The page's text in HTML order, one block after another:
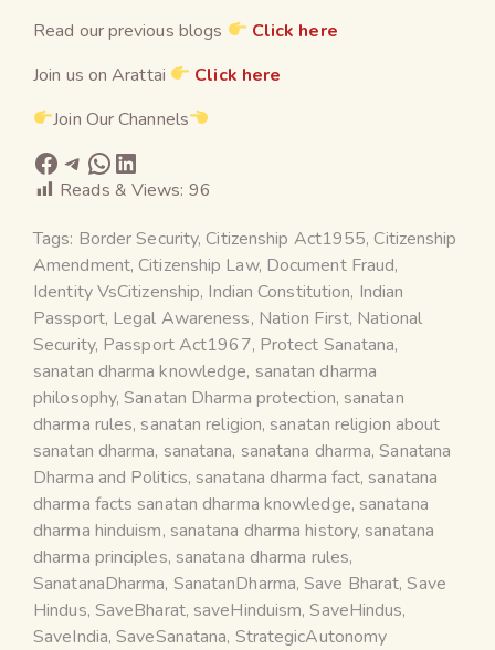
Read our previous blogs
Click here
Join us on Arattai
Click here
Join Our Channels
Reads & Views: 96
Tags: Border Security,Citizenship Act1955,Citizenship
Amendment,Citizenship Law, Document Fraud,
Identity VsCitizenship, Indian Constitution, Indian
Passport, Legal Awareness, Nation First, National
Security, Passport Act1967, Protect Sanatana,
sanatan dharma knowledge, sanatan dharma
philosophy,Sanatan Dharma protection, sanatan
dharma rules, sanatan religion, sanatan religion about
sanatan dharma, sanatana, sanatana dharma,Sanatana
Dharma and Politics, sanatana dharma fact, sanatana
dharma facts sanatan dharma knowledge, sanatana
dharma hinduism, sanatana dharma history, sanatana
dharma principles, sanatana dharma rules,
SanatanaDharma, SanatanDharma,Save Bharat,Save
Hindus, SaveBharat, saveHinduism,SaveHindus,
SaveIndia,SaveSanatana, StrategicAutonomy